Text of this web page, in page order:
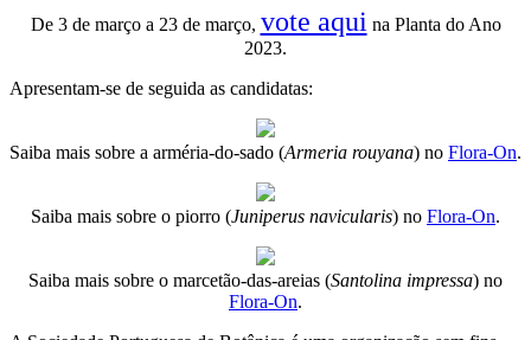
De 3 de março a 23 de março, vote aquina Planta do Ano
2023.
Apresentam-se de seguida as candidatas:
Saiba mais sobre a arméria-do-sado (Armeria rouyana) no Flora-On.
Saiba mais sobre o piorro (Juniperus navicularis) no Flora-On.
Saiba mais sobre o marcetão-das-areias (Santolina impressa) no
Flora-On.